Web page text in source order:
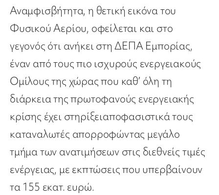
Αναμφισβήτητα, η θετική εικόνα του
Φυσικού Αερίου, οφείλεται και στο
γεγονός ότι ανήκει στηΔΕΠΑ Εμπορίας,
έναν από τους πιο ισχυρούς ενεργειακούς
Ομίλους της χώραςπου καθ’ όλη τη
διάρκεια της πρωτοφανούς ενεργειακής
κρίσης έχει στηρίξειαποφασιστικά τους
καταναλωτές απορροφώντας μεγάλο
τμήμα των ανατιμήσεων στις διεθνείς τιμές
ενέργειας, με εκπτώσεις που υπερβαίνουν
τα 155 εκατ. ευρώ.